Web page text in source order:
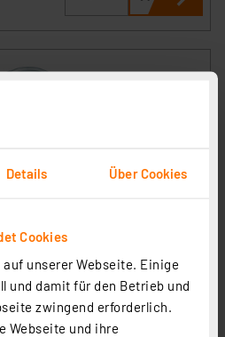
Details Über Cookies
Cookies
unserer Webseite. Einige
und damit für den Betrieb und
zwingend erforderlich.
Webseite und ihre